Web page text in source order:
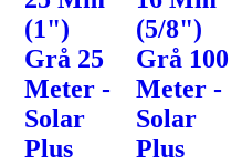
(1")
Grå 25
Meter -
Solar
Plus
(5/8")
Grå 100
Meter -
Solar
Plus